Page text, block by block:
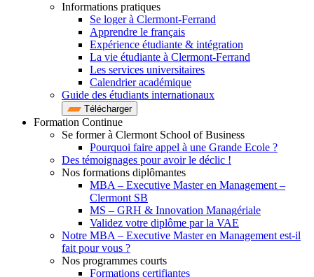
Informations pratiques
Se loger à Clermont-Ferrand
Apprendre le français
Expérience étudiante & intégration
La vie étudiante à Clermont-Ferrand
Les services universitaires
Calendrier académique
Guide des étudiants internationaux
Télécharger
Formation Continue
Se former à Clermont School of Business
Pourquoi faire appel à une Grande Ecole ?
Des témoignages pour avoir le déclic !
Nos formations diplômantes
MBA – Executive Master en Management –
Clermont SB
MS – GRH & Innovation Managériale
Validez votre diplôme par la VAE
Notre MBA – Executive Master en Management est-il
fait pour vous ?
Nos programmes courts
Formations certifiantes